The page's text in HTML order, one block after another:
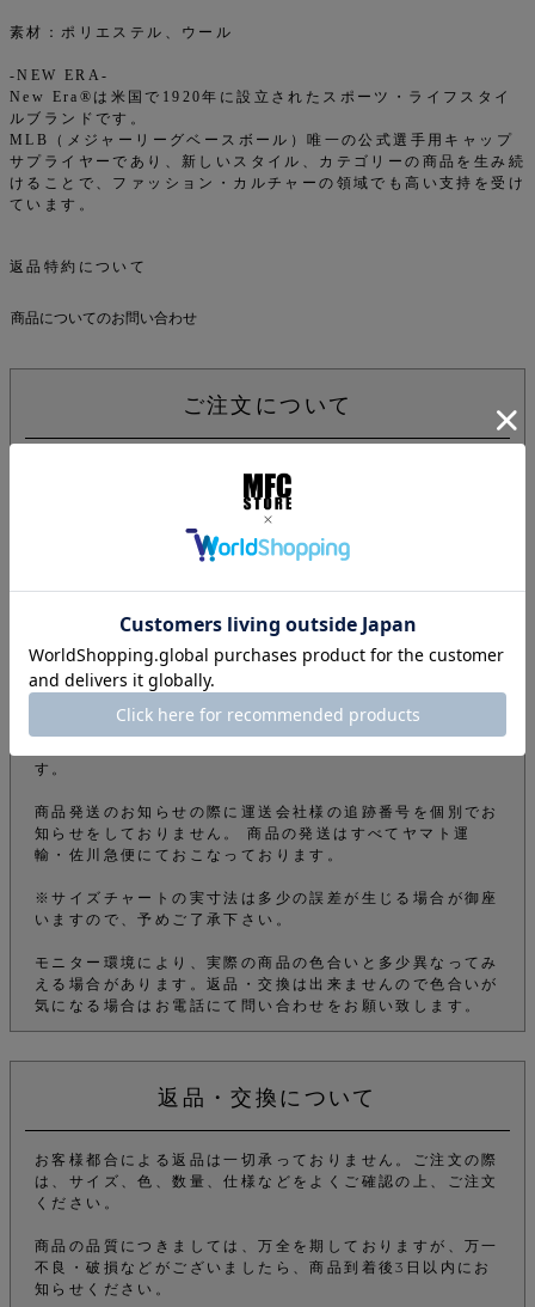
素材：ポリエステル、ウール
-NEW ERA-
New Era®は米国で1920年に設立されたスポーツ・ライフスタイ
ルブランドです。
MLB（メジャーリーグベースボール）唯一の公式選手用キャップ
サプライヤーであり、新しいスタイル、カテゴリーの商品を生み続
けることで、ファッション・カルチャーの領域でも高い支持を受け
ています。
返品特約について
商品についてのお問い合わせ
ご注文について
info@mfc-store.com から確認メールが届きます。 迷惑
メールフィルターの設定をされている場合は 受信可能設定
オンラインショップの商品は実店舗でも販売しているため、
ご注文確定後でもタイミングにより在庫がない場合がござい
ます。できる限りそのようなことがないよう管理しておりま
すが、予めご了承下さい。
商品をご購入のお客様のオーダー内容から弊社の審査によ
り、電話やメールなどでオーダーを確認させて頂くことがご
ざいます。その為、商品の発送が遅くなってしまうこともご
す。
商品発送のお知らせの際に運送会社様の追跡番号を個別でお
知らせをしておりません。 商品の発送はすべてヤマト運
輸・佐川急便にておこなっております。
※サイズチャートの実寸法は多少の誤差が生じる場合が御座
いますので、予めご了承下さい。
モニター環境により、実際の商品の色合いと多少異なってみ
える場合があります。返品・交換は出来ませんので色合いが
気になる場合はお電話にて問い合わせをお願い致します。
返品・交換について
お客様都合による返品は一切承っておりません。ご注文の際
は、サイズ、色、数量、仕様などをよくご確認の上、ご注文
ください。
商品の品質につきましては、万全を期しておりますが、万一
不良・破損などがございましたら、商品到着後3日以内にお
知らせください。